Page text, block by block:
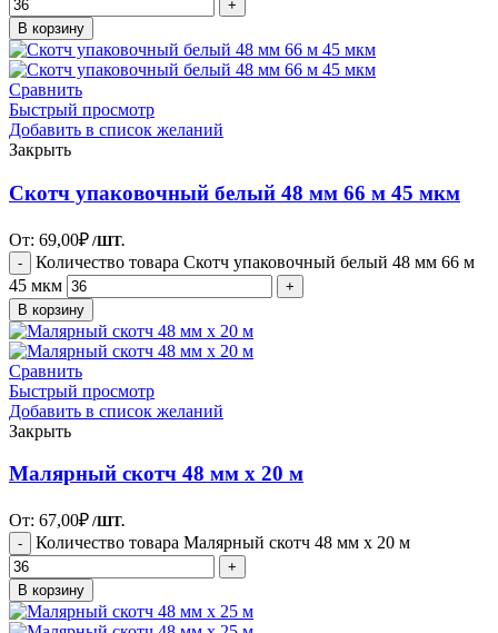
В корзину
Сравнить
Быстрый просмотр
Добавить в список желаний
Закрыть
Скотч упаковочный белый 48 мм 66 м 45 мкм
От: 69,00₽ /ШТ.
Количество товара Скотч упаковочный белый 48 мм 66 м
45 мкм
В корзину
Сравнить
Быстрый просмотр
Добавить в список желаний
Закрыть
Малярный скотч 48 мм х 20 м
От: 67,00₽ /ШТ.
Количество товара Малярный скотч 48 мм х 20 м
В корзину